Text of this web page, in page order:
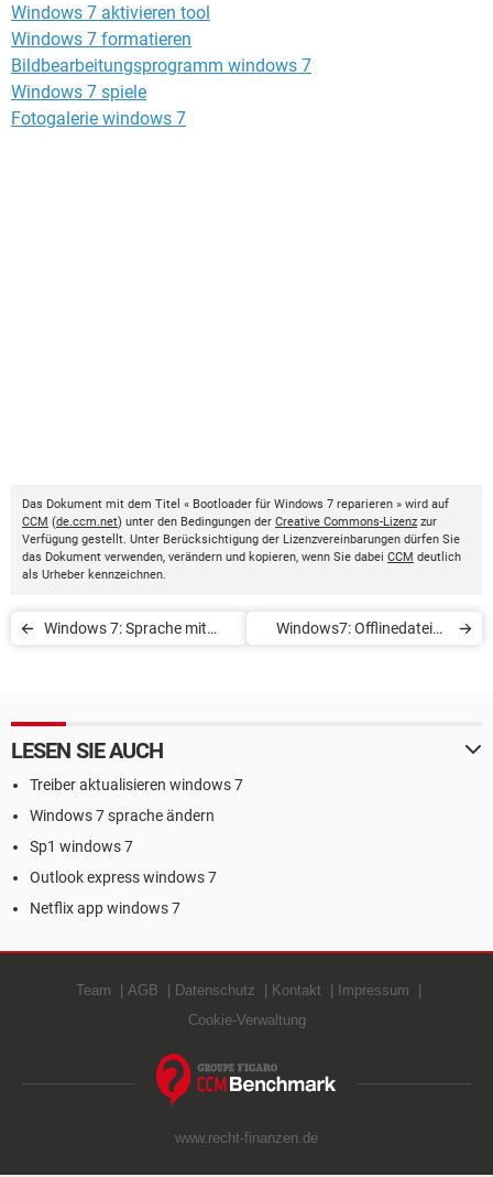
Windows 7 aktivieren tool
Windows 7 formatieren
Bildbearbeitungsprogramm windows 7
Windows 7 spiele
Fotogalerie windows 7
Das Dokument mit dem Titel « Bootloader für Windows 7 reparieren » wird auf
CCM (de.ccm.net) unter den Bedingungen der Creative Commons-Lizenz zur
Verfügung gestellt. Unter Berücksichtigung der Lizenzvereinbarungen dürfen Sie
das Dokument verwenden, verändern und kopieren, wenn Sie dabei CCM deutlich
als Urheber kennzeichnen.
Windows 7: Sprache mit
Windows7: Offlinedateien
LESEN SIE AUCH
Treiber aktualisieren windows 7
Windows 7 sprache ändern
Sp1 windows 7
Outlook express windows 7
Netflix app windows 7
Team AGB Datenschutz Kontakt
Impressum
Cookie-Verwaltung
www.recht-finanzen.de